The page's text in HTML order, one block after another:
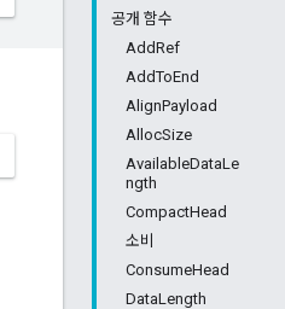
공개 함수
AddRef
AddToEnd
AlignPayload
AllocSize
AvailableDataLe
ngth
CompactHead
소비
ConsumeHead
DataLength